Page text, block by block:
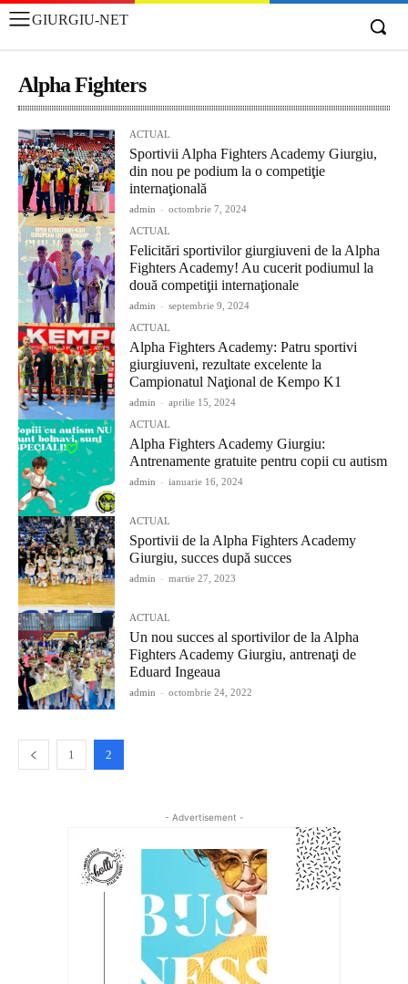
GIURGIU-NET
Alpha Fighters
ACTUAL
Sportivii Alpha Fighters Academy Giurgiu,
din nou pe podium la o competiţie
internaţională
admin - octombrie 7, 2024
ACTUAL
Felicitări sportivilor giurgiuveni de la Alpha
Fighters Academy! Au cucerit podiumul la
două competiţii internaţionale
admin - septembrie 9, 2024
ACTUAL
Alpha Fighters Academy: Patru sportivi
giurgiuveni, rezultate excelente la
Campionatul Naţional de Kempo K1
admin - aprilie 15, 2024
ACTUAL
Alpha Fighters Academy Giurgiu:
Antrenamente gratuite pentru copii cu autism
admin - ianuarie 16, 2024
ACTUAL
Sportivii de la Alpha Fighters Academy
Giurgiu, succes după succes
admin - martie 27, 2023
ACTUAL
Un nou succes al sportivilor de la Alpha
Fighters Academy Giurgiu, antrenaţi de
Eduard Ingeaua
admin - octombrie 24, 2022
1 2
- Advertisement -